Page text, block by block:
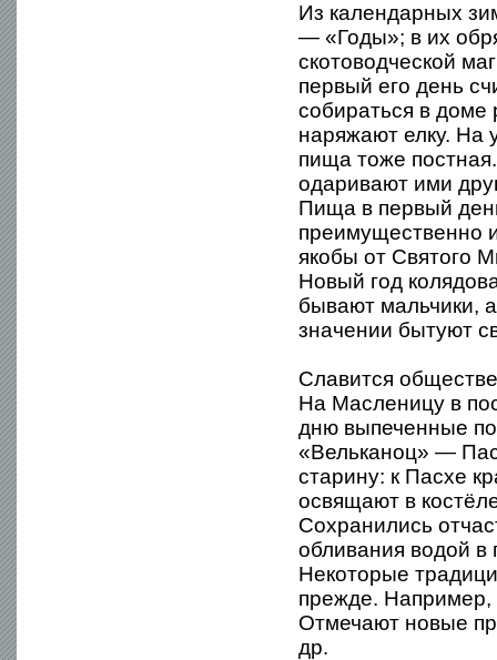
Из календарных
— «Годы»; в их
скотоводческой
первый его день
собираться в доме
наряжают елку. На
пища тоже
одаривают ими
Пища в первый
преимущественно
якобы от Святого
Новый год
бывают мальчики,
значении бытуют
Славится
На Масленицу в
дню выпеченные
«Вельканоц» —
старину: к Пасхе
освящают в
Сохранились
обливания водой в
Некоторые
прежде. Например,
Отмечают новые
др.